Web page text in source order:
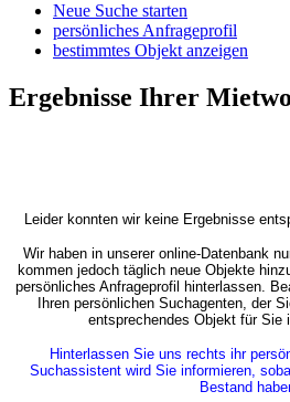
Neue Suche starten
persönliches Anfrageprofil
bestimmtes Objekt anzeigen
Ergebnisse Ihrer
Leider konnten wir keine Ergebnisse
Wir haben in unserer online-Datenbank
kommen jedoch täglich neue Objekte
persönliches Anfrageprofil hinterlassen.
Ihren persönlichen Suchagenten, der
entsprechendes Objekt für Sie
Hinterlassen Sie uns rechts ihr
Suchassistent wird Sie informieren,
Bestand